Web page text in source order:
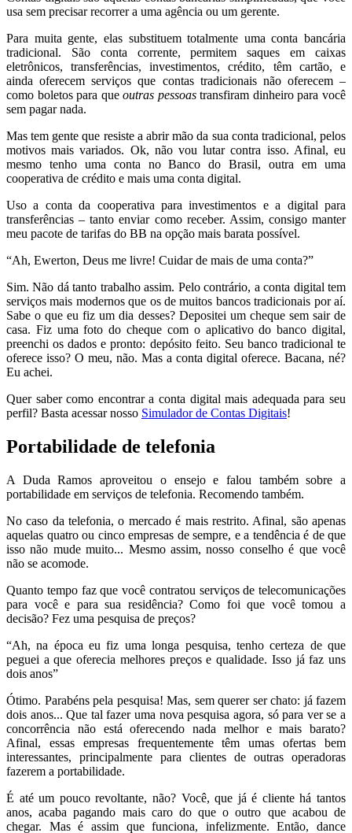
usa sem precisar recorrer a uma agência ou um gerente.
Para muita gente, elas substituem totalmente uma conta bancária
tradicional. São conta corrente, permitem saques em caixas
eletrônicos, transferências, investimentos, crédito, têm cartão, e
ainda oferecem serviços que contas tradicionais não oferecem –
como boletos para queoutras pessoastransfiram dinheiro para você
sem pagar nada.
Mas tem gente que resiste a abrir mão da sua conta tradicional, pelos
motivos mais variados. Ok, não vou lutar contra isso. Afinal, eu
mesmo tenho uma conta no Banco do Brasil, outra em uma
cooperativa de crédito e mais uma conta digital.
Uso a conta da cooperativa para investimentos e a digital para
transferências – tanto enviar como receber. Assim, consigo manter
meu pacote de tarifas do BB na opção mais barata possível.
“Ah, Ewerton, Deus me livre! Cuidar de mais de uma conta?”
Sim. Não dá tanto trabalho assim. Pelo contrário, a conta digital tem
serviços mais modernos que os de muitos bancos tradicionais por aí.
Sabe o que eu fiz um dia desses? Depositei um cheque sem sair de
casa. Fiz uma foto do cheque com o aplicativo do banco digital,
preenchi os dados e pronto: depósito feito. Seu banco tradicional te
oferece isso? O meu, não. Mas a conta digital oferece. Bacana, né?
Eu achei.
Quer saber como encontrar a conta digital mais adequada para seu
perfil? Basta acessar nosso Simulador de Contas Digitais!
Portabilidade de telefonia
A Duda Ramos aproveitou o ensejo e falou também sobre a
portabilidade em serviços de telefonia. Recomendo também.
No caso da telefonia, o mercado é mais restrito. Afinal, são apenas
aquelas quatro ou cinco empresas de sempre, e a tendência é de que
isso não mude muito... Mesmo assim, nosso conselho é que você
não se acomode.
Quanto tempo faz que você contratou serviços de telecomunicações
para você e para sua residência? Como foi que você tomou a
decisão? Fez uma pesquisa de preços?
“Ah, na época eu fiz uma longa pesquisa, tenho certeza de que
peguei a que oferecia melhores preços e qualidade. Isso já faz uns
dois anos”
Ótimo. Parabéns pela pesquisa! Mas, sem querer ser chato: já fazem
dois anos... Que tal fazer uma nova pesquisa agora, só para ver se a
concorrência não está oferecendo nada melhor e mais barato?
Afinal, essas empresas frequentemente têm umas ofertas bem
interessantes, principalmente para clientes de outras operadoras
fazerem a portabilidade.
É até um pouco revoltante, não? Você, que já é cliente há tantos
anos, acaba pagando mais caro do que o outro que acabou de
chegar. Mas é assim que funciona, infelizmente. Então, dance